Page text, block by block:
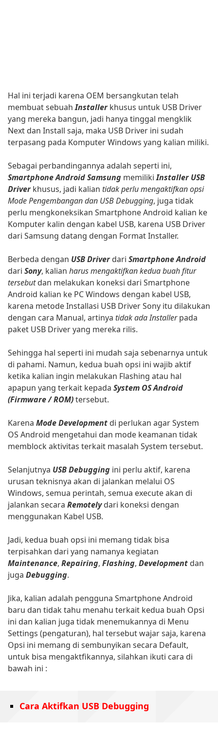
Hal ini terjadi karena OEM bersangkutan telah
membuat sebuahInstallerkhusus untuk USB Driver
yang mereka bangun, jadi hanya tinggal mengklik
Next dan Install saja, maka USB Driver ini sudah
terpasang pada Komputer Windows yang kalian miliki.
Sebagai perbandingannya adalah seperti ini,
Smartphone Android Samsung memilikiInstaller USB
Driverkhusus, jadi kalian tidak perlu mengaktifkan opsi
Mode Pengembangan dan USB Debugging, juga tidak
perlu mengkoneksikan Smartphone Android kalian ke
Komputer kalin dengan kabel USB, karena USB Driver
dari Samsung datang dengan Format Installer.
Berbeda dengan USB Driverdari Smartphone Android
dari Sony, kalian harus mengaktifkan kedua buah fitur
tersebutdan melakukan koneksi dari Smartphone
Android kalian ke PC Windows dengan kabel USB,
karena metode Installasi USB Driver Sony itu dilakukan
dengan cara Manual, artinya tidak ada Installerpada
paket USB Driver yang mereka rilis.
Sehingga hal seperti ini mudah saja sebenarnya untuk
di pahami. Namun, kedua buah opsi ini wajib aktif
ketika kalian ingin melakukan Flashing atau hal
apapun yang terkait kepada System OS Android
(Firmware / ROM)tersebut.
Karena Mode Development di perlukan agar System
OS Android mengetahui dan mode keamanan tidak
memblock aktivitas terkait masalah System tersebut.
Selanjutnya USB Debugging ini perlu aktif, karena
urusan teknisnya akan di jalankan melalui OS
Windows, semua perintah, semua execute akan di
jalankan secara Remotelydari koneksi dengan
menggunakan Kabel USB.
Jadi, kedua buah opsi ini memang tidak bisa
terpisahkan dari yang namanya kegiatan
Maintenance, Repairing, Flashing, Development dan
juga Debugging.
Jika, kalian adalah pengguna Smartphone Android
baru dan tidak tahu menahu terkait kedua buah Opsi
ini dan kalian juga tidak menemukannya di Menu
Settings (pengaturan), hal tersebut wajar saja, karena
Opsi ini memang di sembunyikan secara Default,
untuk bisa mengaktfikannya, silahkan ikuti cara di
bawah ini :
Cara Aktifkan USB Debugging